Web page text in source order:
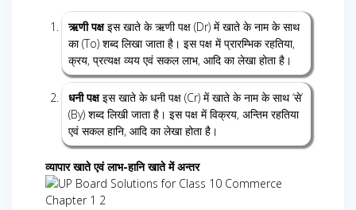
ऋणी पक्षइस खाते के ऋणी पक्ष (Dr) में खाते के नाम के साथ
का (To) शब्द लिखा जाता है। इस पक्ष में प्रारम्भिक रहतिया,
क्रय, प्रत्यक्ष व्यय एवं सकल लाभ, आदि का लेखा होता है।
धनी पक्षइस खाते के धनी पक्ष (Cr) में खाते के नाम के साथ ‘से’
(By) शब्द लिखी जाता है। इस पक्ष में विक्रय, अन्तिम रहतिया
एवं सकल हानि, आदि का लेखा होता है।
व्यापार खाते एवं लाभ-हानि खाते में अन्तर